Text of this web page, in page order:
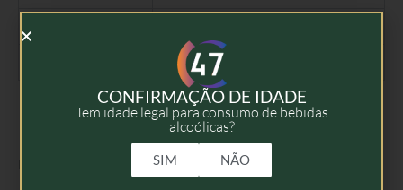
75cl
Produtos Relacionados
CONFIRMAÇÃO DE IDADE
Tem idade legal para consumo de bebidas
alcoólicas?
SIM NÃO